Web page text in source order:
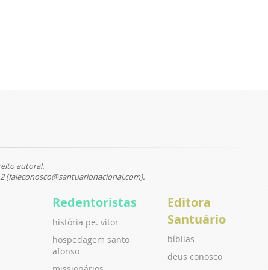
autoral.
(faleconosco@santuarionacional.com).
Redentoristas
história pe. vitor
hospedagem santo
afonso
Editora
Santuário
bíblias
deus conosco